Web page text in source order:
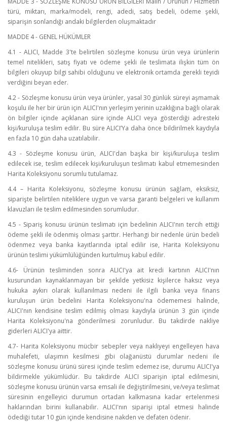
türü, miktarı, marka/modeli, rengi, adedi, satış bedeli, ödeme şekli,
siparişin sonlandığı andaki bilgilerden oluşmaktadır
MADDE 4 - GENEL HÜKÜMLER
4.1 - ALICI, Madde 3'te belirtilen sözleşme konusu ürün veya ürünlerin
temel nitelikleri, satış fiyatı ve ödeme şekli ile teslimata ilişkin tüm ön
bilgileri okuyup bilgi sahibi olduğunu ve elektronik ortamda gerekli teyidi
verdiğini beyan eder.
4.2 - Sözleşme konusu ürün veya ürünler, yasal 30 günlük süreyi aşmamak
koşulu ile her bir ürün için ALICI'nın yerleşim yerinin uzaklığına bağlı olarak
ön bilgiler içinde açıklanan süre içinde ALICI veya gösterdiği adresteki
kişi/kuruluşa teslim edilir. Bu süre ALICI’Ya daha önce bildirilmek kaydıyla
en fazla 10 gün daha uzatılabilir.
4.3 - Sözleşme konusu ürün, ALICI'dan başka bir kişi/kuruluşa teslim
edilecek ise, teslim edilecek kişi/kuruluşun teslimatı kabul etmemesinden
Harita Koleksiyonu sorumlu tutulamaz.
4.4 – Harita Koleksiyonu, sözleşme konusu ürünün sağlam, eksiksiz,
siparişte belirtilen niteliklere uygun ve varsa garanti belgeleri ve kullanım
klavuzları ile teslim edilmesinden sorumludur.
4.5 - Sipariş konusu ürünün teslimatı için bedelinin ALICI'nın tercih ettiği
ödeme şekli ile ödenmiş olması şarttır. Herhangi bir nedenle ürün bedeli
ödenmez veya banka kayıtlarında iptal edilir ise, Harita Koleksiyonu
ürünün teslimi yükümlülüğünden kurtulmuş kabul edilir.
4.6- Ürünün tesliminden sonra ALICI'ya ait kredi kartının ALICI'nın
kusurundan kaynaklanmayan bir şekilde yetkisiz kişilerce haksız veya
hukuka aykırı olarak kullanılması nedeni ile ilgili banka veya finans
kuruluşun ürün bedelini Harita Koleksiyonu'na ödememesi halinde,
ALICI'nın kendisine teslim edilmiş olması kaydıyla ürünün 3 gün içinde
Harita Koleksiyonu'na gönderilmesi zorunludur. Bu takdirde nakliye
giderleri ALICI'ya aittir.
4.7- Harita Koleksiyonu mücbir sebepler veya nakliyeyi engelleyen hava
muhalefeti, ulaşımın kesilmesi gibi olağanüstü durumlar nedeni ile
sözleşme konusu ürünü süresi içinde teslim edemez ise, durumu ALICI'ya
bildirmekle yükümlüdür. Bu takdirde ALICI siparişin iptal edilmesini,
sözleşme konusu ürünün varsa emsali ile değiştirilmesini, ve/veya teslimat
süresinin engelleyici durumun ortadan kalkmasına kadar ertelenmesi
haklarından birini kullanabilir. ALICI'nın siparişi iptal etmesi halinde
ödediği tutar 10 gün içinde kendisine nakden ve defaten ödenir.